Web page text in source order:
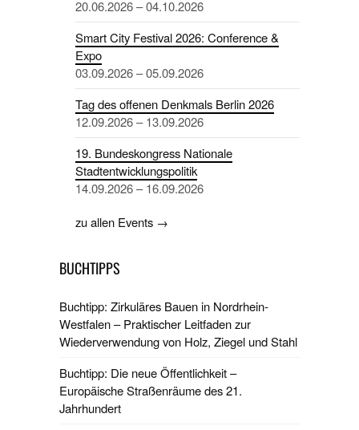
20.06.2026 – 04.10.2026
Smart City Festival 2026: Conference &
Expo
03.09.2026 – 05.09.2026
Tag des offenen Denkmals Berlin 2026
12.09.2026 – 13.09.2026
19. Bundeskongress Nationale
Stadtentwicklungspolitik
14.09.2026 – 16.09.2026
zu allen Events →
BUCHTIPPS
Buchtipp: Zirkuläres Bauen in Nordrhein-
Westfalen – Praktischer Leitfaden zur
Wiederverwendung von Holz, Ziegel und Stahl
Buchtipp: Die neue Öffentlichkeit –
Europäische Straßenräume des 21.
Jahrhundert